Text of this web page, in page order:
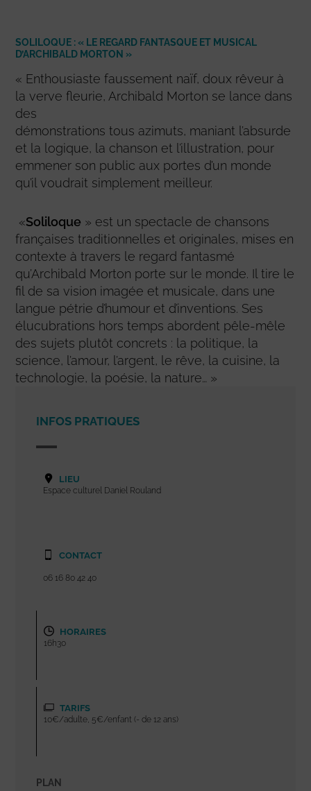
SOLILOQUE : « LE REGARD FANTASQUE ET MUSICAL
D’ARCHIBALD MORTON »
« Enthousiaste faussement naïf, doux rêveur à
la verve fleurie, Archibald Morton se lance dans
des
démonstrations tous azimuts, maniant l’absurde
et la logique, la chanson et l’illustration, pour
emmener son public aux portes d’un monde
qu’il voudrait simplement meilleur.
«Soliloque » est un spectacle de chansons
françaises traditionnelles et originales, mises en
contexte à travers le regard fantasmé
qu’Archibald Morton porte sur le monde. Il tire le
fil de sa vision imagée et musicale, dans une
langue pétrie d’humour et d’inventions. Ses
élucubrations hors temps abordent pêle-mêle
des sujets plutôt concrets : la politique, la
science, l’amour, l’argent, le rêve, la cuisine, la
technologie, la poésie, la nature… »
INFOS PRATIQUES
LIEU
Espace culturel Daniel Rouland
CONTACT
06 16 80 42 40
HORAIRES
16h30
TARIFS
10€/adulte, 5€/enfant (- de 12 ans)
PLAN